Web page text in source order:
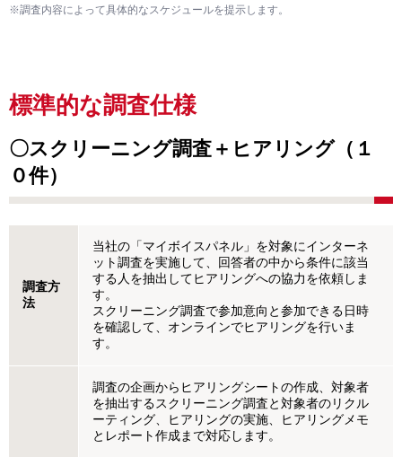
※調査内容によって具体的なスケジュールを提示します。
標準的な調査仕様
〇スクリーニング調査＋ヒアリング（１
０件）
調査方
法
当社の「マイボイスパネル」を対象にインターネ
ット調査を実施して、回答者の中から条件に該当
する人を抽出してヒアリングへの協力を依頼しま
す。
スクリーニング調査で参加意向と参加できる日時
を確認して、オンラインでヒアリングを行いま
す。
調査の企画からヒアリングシートの作成、対象者
を抽出するスクリーニング調査と対象者のリクル
ーティング、ヒアリングの実施、ヒアリングメモ
とレポート作成まで対応します。